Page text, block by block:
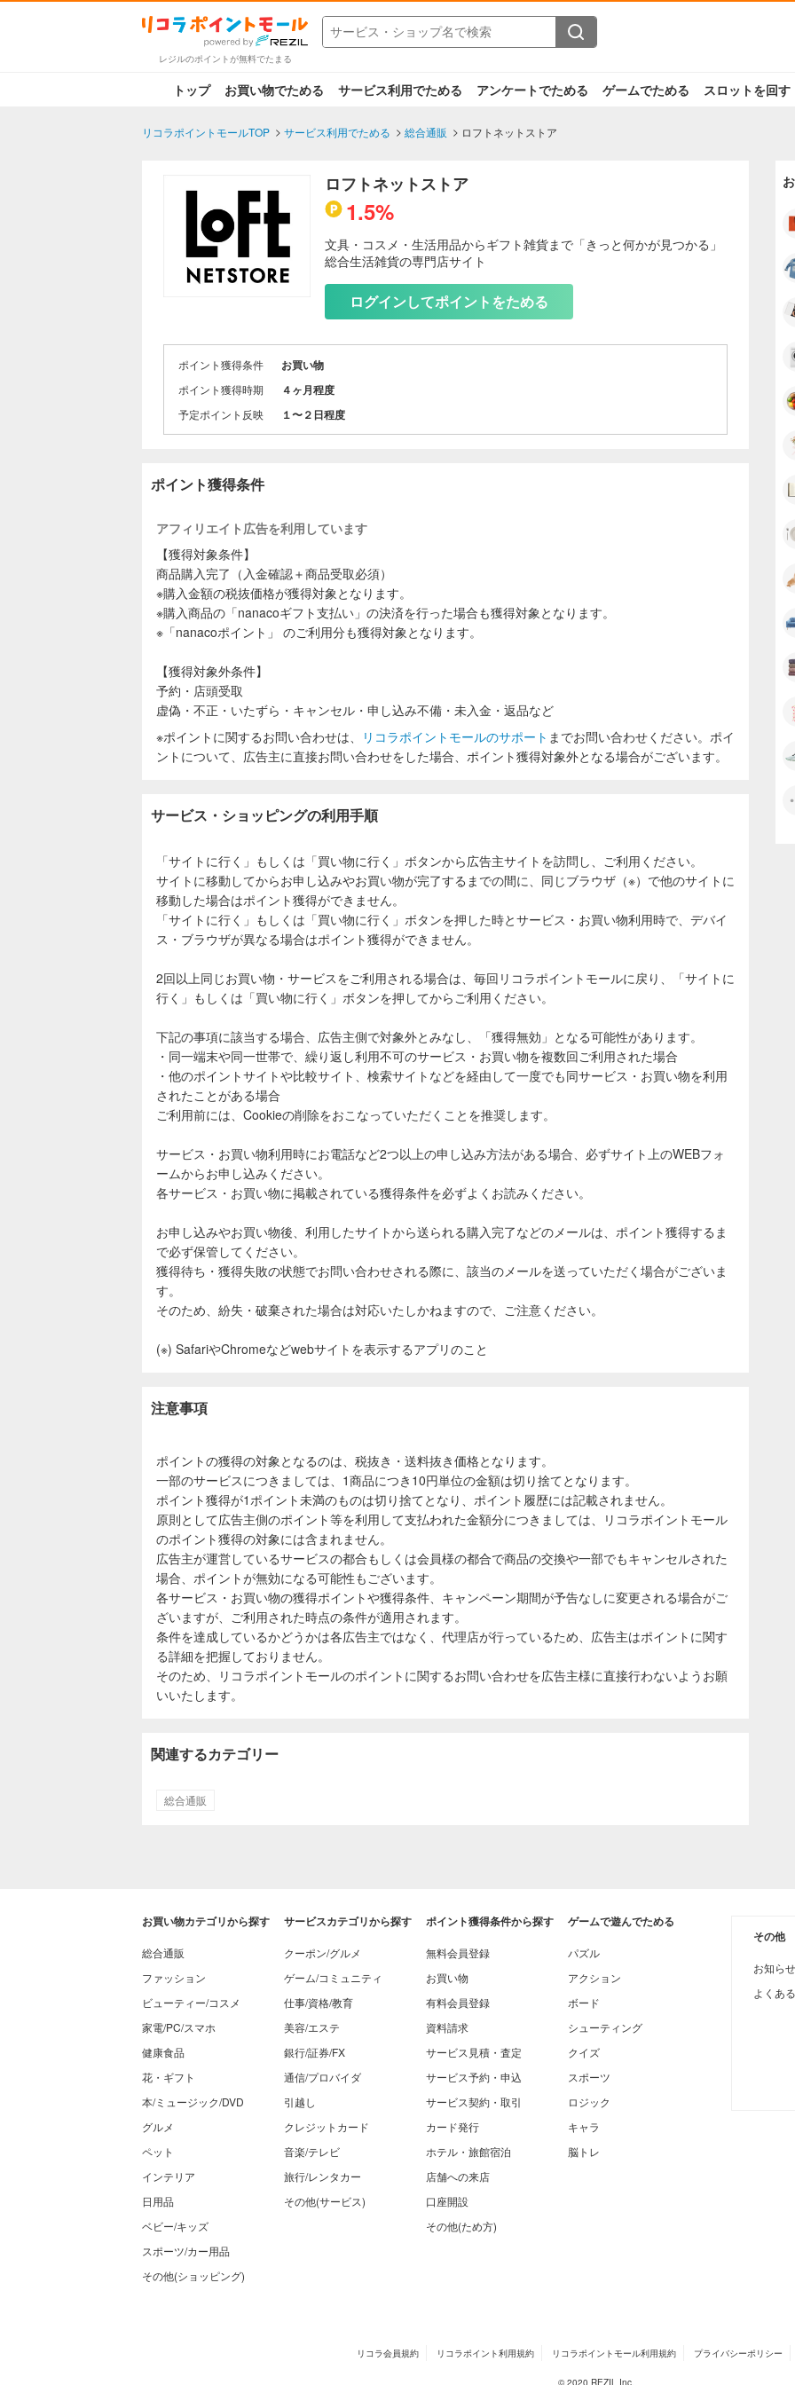
レジルのポイントが無料でたまる
トップ お買い物でためる サービス利用でためる アンケートでためる ゲームでためる スロットを回す
リコラポイントモールTOP サービス利用でためる 総合通販 ロフトネットストア
ロフトネットストア
1.5%
文具・コスメ・生活用品からギフト雑貨まで「きっと何かが見つかる」
総合生活雑貨の専門店サイト
ログインしてポイントをためる
ポイント獲得条件 お買い物
ポイント獲得時期 ４ヶ月程度
予定ポイント反映 １〜２日程度
ポイント獲得条件
アフィリエイト広告を利用しています
【獲得対象条件】
商品購入完了（入金確認＋商品受取必須）
※購入金額の税抜価格が獲得対象となります。
※購入商品の「nanacoギフト支払い」の決済を行った場合も獲得対象となります。
※「nanacoポイント」 のご利用分も獲得対象となります。
【獲得対象外条件】
予約・店頭受取
虚偽・不正・いたずら・キャンセル・申し込み不備・未入金・返品など
※ポイントに関するお問い合わせは、
リコラポイントモールのサポート までお問い合わせください。ポイ
ントについて、広告主に直接お問い合わせをした場合、ポイント獲得対象外となる場合がございます。
サービス・ショッピングの利用手順
「サイトに行く」もしくは「買い物に行く」ボタンから広告主サイトを訪問し、ご利用ください。
サイトに移動してからお申し込みやお買い物が完了するまでの間に、同じブラウザ（※）で他のサイトに
移動した場合はポイント獲得ができません。
「サイトに行く」もしくは「買い物に行く」ボタンを押した時とサービス・お買い物利用時で、デバイ
ス・ブラウザが異なる場合はポイント獲得ができません。
2回以上同じお買い物・サービスをご利用される場合は、毎回リコラポイントモールに戻り、「サイトに
行く」もしくは「買い物に行く」ボタンを押してからご利用ください。
下記の事項に該当する場合、広告主側で対象外とみなし、「獲得無効」となる可能性があります。
・同一端末や同一世帯で、繰り返し利用不可のサービス・お買い物を複数回ご利用された場合
・他のポイントサイトや比較サイト、検索サイトなどを経由して一度でも同サービス・お買い物を利用
されたことがある場合
ご利用前には、Cookieの削除をおこなっていただくことを推奨します。
サービス・お買い物利用時にお電話など2つ以上の申し込み方法がある場合、必ずサイト上のWEBフォ
ームからお申し込みください。
各サービス・お買い物に掲載されている獲得条件を必ずよくお読みください。
お申し込みやお買い物後、利用したサイトから送られる購入完了などのメールは、ポイント獲得するま
で必ず保管してください。
獲得待ち・獲得失敗の状態でお問い合わせされる際に、該当のメールを送っていただく場合がございま
す。
そのため、紛失・破棄された場合は対応いたしかねますので、ご注意ください。
(※) SafariやChromeなどwebサイトを表示するアプリのこと
注意事項
ポイントの獲得の対象となるのは、税抜き・送料抜き価格となります。
一部のサービスにつきましては、1商品につき10円単位の金額は切り捨てとなります。
ポイント獲得が1ポイント未満のものは切り捨てとなり、ポイント履歴には記載されません。
原則として広告主側のポイント等を利用して支払われた金額分につきましては、リコラポイントモール
のポイント獲得の対象には含まれません。
広告主が運営しているサービスの都合もしくは会員様の都合で商品の交換や一部でもキャンセルされた
場合、ポイントが無効になる可能性もございます。
各サービス・お買い物の獲得ポイントや獲得条件、キャンペーン期間が予告なしに変更される場合がご
ざいますが、ご利用された時点の条件が適用されます。
条件を達成しているかどうかは各広告主ではなく、代理店が行っているため、広告主はポイントに関す
る詳細を把握しておりません。
そのため、リコラポイントモールのポイントに関するお問い合わせを広告主様に直接行わないようお願
いいたします。
関連するカテゴリー
総合通販
お買い物カテゴリから探す
総合通販
ファッション
ビューティー/コスメ
家電/PC/スマホ
健康食品
花・ギフト
本/ミュージック/DVD
グルメ
ペット
インテリア
日用品
ベビー/キッズ
スポーツ/カー用品
その他(ショッピング)
サービスカテゴリから探す
クーポン/グルメ
ゲーム/コミュニティ
仕事/資格/教育
美容/エステ
銀行/証券/FX
通信/プロバイダ
引越し
クレジットカード
音楽/テレビ
旅行/レンタカー
その他(サービス)
ポイント獲得条件から探す
無料会員登録
お買い物
有料会員登録
資料請求
サービス見積・査定
サービス予約・申込
サービス契約・取引
カード発行
ホテル・旅館宿泊
店舗への来店
口座開設
その他(ため方)
ゲームで遊んでためる
パズル
アクション
ボード
シューティング
クイズ
スポーツ
ロジック
キャラ
脳トレ
その他
お知らせ
よくあ
リコラ会員規約 リコラポイント利用規約 リコラポイントモール利用規約 プライバシーポリシー